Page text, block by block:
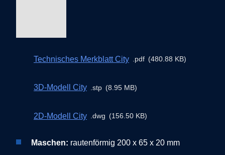
Technisches Merkblatt City pdf 480.88 KB
3D-Modell City stp 8.95 MB
2D-Modell City dwg 156.50 KB
Maschen: rautenförmig 200 x 65 x 20 mm